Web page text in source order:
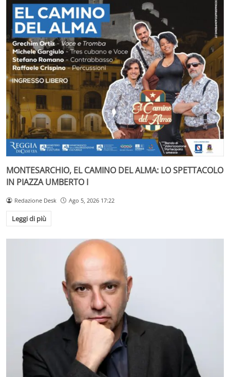
MONTESARCHIO, EL CAMINO DEL ALMA: LO SPETTACOLO
IN PIAZZA UMBERTO I
Redazione Desk Ago 5, 2026 17:22
Leggi di più